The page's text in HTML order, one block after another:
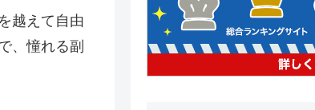
越えて自由
、憧れる副